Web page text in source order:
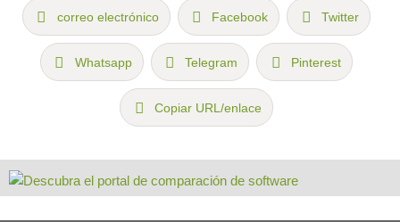
correo electrónico Facebook Twitter
Whatsapp Telegram Pinterest
Copiar URL/enlace